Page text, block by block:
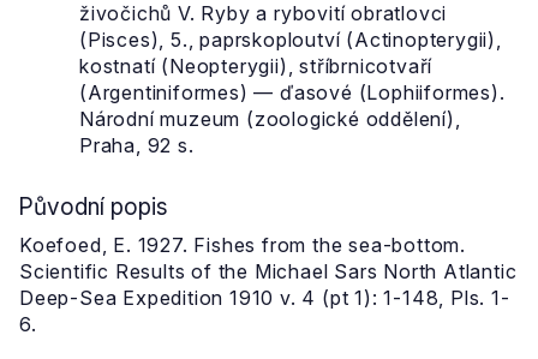
živočichů V. Ryby a rybovití obratlovci
(Pisces), 5., paprskoploutví (Actinopterygii),
kostnatí (Neopterygii), stříbrnicotvaří
(Argentiniformes) — ďasové (Lophiiformes).
Národní muzeum (zoologické oddělení),
Praha, 92 s.
Původní popis
Koefoed, E. 1927. Fishes from the sea-bottom.
Scientific Results of the Michael Sars North Atlantic
Deep-Sea Expedition 1910 v. 4 (pt 1): 1-148, Pls. 1-
6.